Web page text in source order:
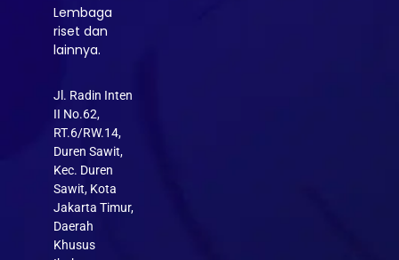
Lembaga
riset dan
lainnya.
Jl. Radin Inten
II No.62,
RT.6/RW.14,
Duren Sawit,
Kec. Duren
Sawit, Kota
Jakarta Timur,
Daerah
Khusus